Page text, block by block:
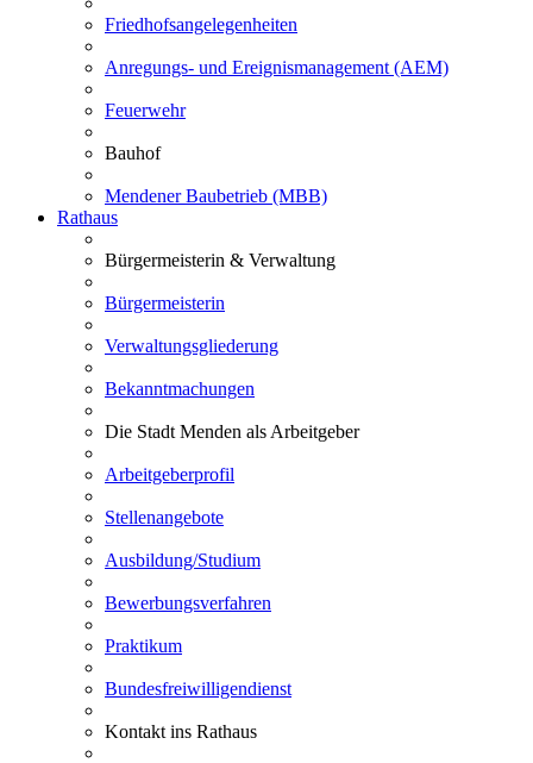
Friedhofsangelegenheiten
Anregungs- und Ereignismanagement (AEM)
Feuerwehr
Bauhof
Mendener Baubetrieb (MBB)
Rathaus
Bürgermeisterin & Verwaltung
Bürgermeisterin
Verwaltungsgliederung
Bekanntmachungen
Die Stadt Menden als Arbeitgeber
Arbeitgeberprofil
Stellenangebote
Ausbildung/Studium
Bewerbungsverfahren
Praktikum
Bundesfreiwilligendienst
Kontakt ins Rathaus